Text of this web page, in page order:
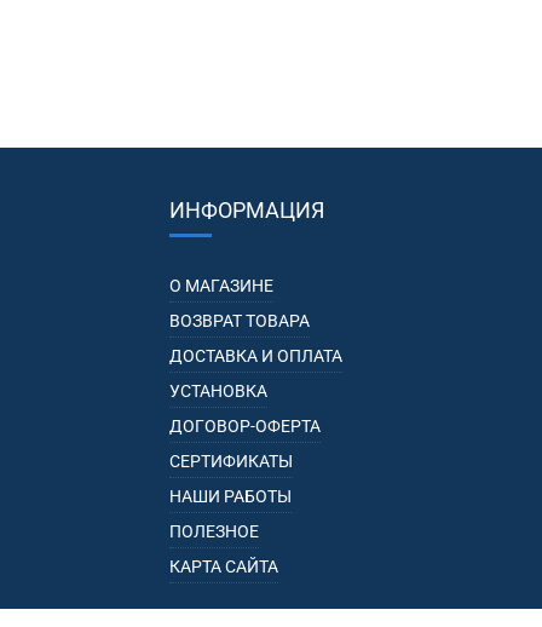
ИНФОРМАЦИЯ
О МАГАЗИНЕ
ВОЗВРАТ ТОВАРА
ДОСТАВКА И ОПЛАТА
УСТАНОВКА
ДОГОВОР-ОФЕРТА
СЕРТИФИКАТЫ
НАШИ РАБОТЫ
ПОЛЕЗНОЕ
КАРТА САЙТА